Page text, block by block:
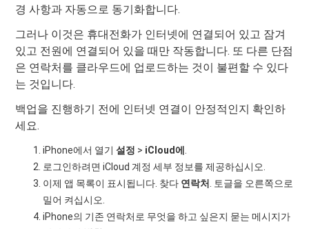
경 사항과 자동으로 동기화합니다.
그러나 이것은 휴대전화가 인터넷에 연결되어 있고 잠겨
있고 전원에 연결되어 있을 때만 작동합니다. 또 다른 단점
은 연락처를 클라우드에 업로드하는 것이 불편할 수 있다
는 것입니다.
백업을 진행하기 전에 인터넷 연결이 안정적인지 확인하
세요.
iPhone에서 열기설정 > iCloud에
로그인하려면 iCloud 계정 세부 정보를 제공하십시오.
이제 앱 목록이 표시됩니다. 찾다 연락처 . 토글을 오른쪽으로
밀어 켜십시오.
iPhone의 기존 연락처로 무엇을 하고 싶은지 묻는 메시지가